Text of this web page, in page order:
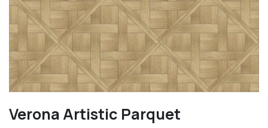
Verona Artistic Parquet